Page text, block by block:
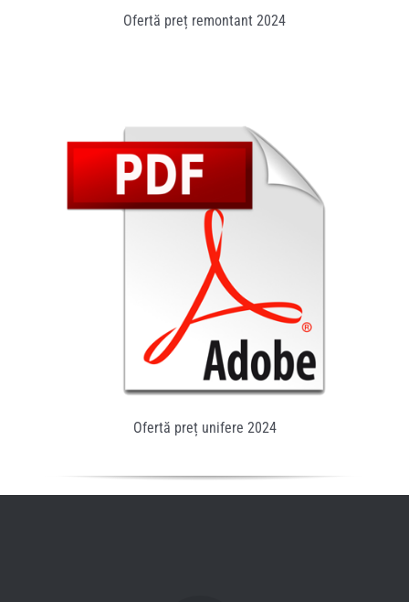
Ofertă preț remontant 2024
Ofertă preț unifere 2024